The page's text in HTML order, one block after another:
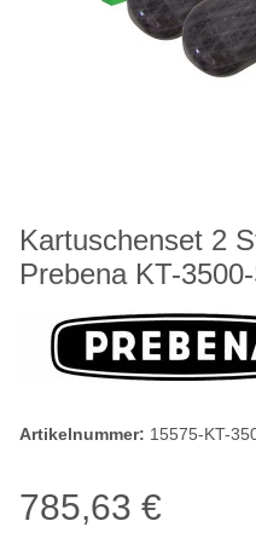
Kartuschenset 2
Prebena KT-
Artikelnummer: 15575-KT-
785,63 €